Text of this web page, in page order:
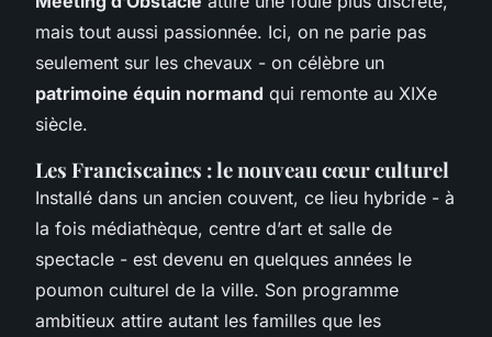
mais tout aussi passionnée. Ici, on ne parie pas
seulement sur les chevaux - on célèbre un
patrimoine équin normand qui remonte au XIXe
siècle.
Les Franciscaines : le nouveau cœur culturel
Installé dans un ancien couvent, ce lieu hybride - à
la fois médiathèque, centre d’art et salle de
spectacle - est devenu en quelques années le
poumon culturel de la ville. Son programme
ambitieux attire autant les familles que les